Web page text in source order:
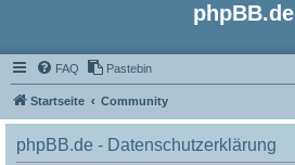
phpBB.de
FAQ Pastebin
Startseite Community
phpBB.de - Datenschutzerklärung